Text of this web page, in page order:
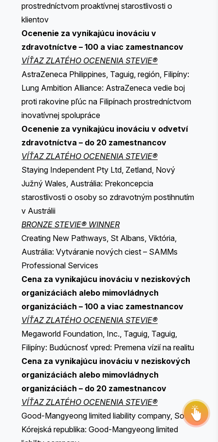
prostredníctvom proaktívnej starostlivosti o
klientov
Ocenenie za vynikajúcu inováciu v
zdravotníctve – 100 a viac zamestnancov
VÍŤAZ ZLATÉHO OCENENIA STEVIE®
AstraZeneca Philippines, Taguig, región, Filipíny:
Lung Ambition Alliance: AstraZeneca vedie boj
proti rakovine pľúc na Filipínach prostredníctvom
inovatívnej spolupráce
Ocenenie za vynikajúcu inováciu v odvetví
zdravotníctva – do 20 zamestnancov
VÍŤAZ ZLATÉHO OCENENIA STEVIE®
Staying Independent Pty Ltd, Zetland, Nový
Južný Wales, Austrália: Prekoncepcia
starostlivosti o osoby so zdravotným postihnutím
v Austrálii
BRONZE STEVIE® WINNER
Creating New Pathways, St Albans, Viktória,
Austrália: Vytváranie nových ciest – SAMMs
Professional Services
Cena za vynikajúcu inováciu v neziskových
organizáciách alebo mimovládnych
organizáciách – 100 a viac zamestnancov
VÍŤAZ ZLATÉHO OCENENIA STEVIE®
Megaworld Foundation, Inc., Taguig, Taguig,
Filipíny: Budúcnosť vpred: Premena vízií na realitu
Cena za vynikajúcu inováciu v neziskových
organizáciách alebo mimovládnych
organizáciách – do 20 zamestnancov
VÍŤAZ ZLATÉHO OCENENIA STEVIE®
Good-Mangyeong limited liability company, Soul,
Kórejská republika: Good-Mangyeong limited
THE STEVIE® AWARDS
Sponsor
Contact Us
Request Your Entry Kit